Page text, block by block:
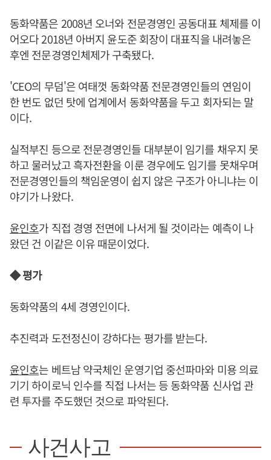
동화약품은 2008년 오너와 전문경영인 공동대표 체제를 이
어오다 2018년 아버지 윤도준 회장이 대표직을 내려놓은
후엔 전문경영인체제가 구축됐다.
'CEO의 무덤'은 여태껏 동화약품 전문경영인들의 연임이
한 번도 없던 탓에 업계에서 동화약품을 두고 회자되는 말
이다.
실적부진 등으로 전문경영인들 대부분이 임기를 채우지 못
하고 물러났고 흑자전환을 이룬 경우에도 임기를 못채우며
전문경영인들의 책임운영이 쉽지 않은 구조가 아니냐는 이
야기가 나왔다.
윤인호가 직접 경영 전면에 나서게 될 것이라는 예측이 나
왔던 건 이같은 이유 때문이었다.
◆ 평가
동화약품의 4세 경영인이다.
추진력과 도전정신이 강하다는 평가를 받는다.
윤인호는 베트남 약국체인 운영기업 중선파마와 미용 의료
기기 하이로닉 인수를 직접 나서는 등 동화약품 신사업 관
련 투자를 주도했던 것으로 파악된다.
사건사고